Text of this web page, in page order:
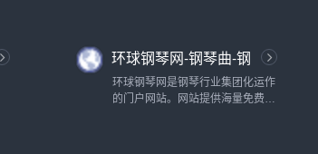
环球钢琴网-钢琴曲-钢
琴谱-钢琴入门-钢琴考
级
环球钢琴网是钢琴行业集团化运作
的门户网站。网站提供海量免费钢